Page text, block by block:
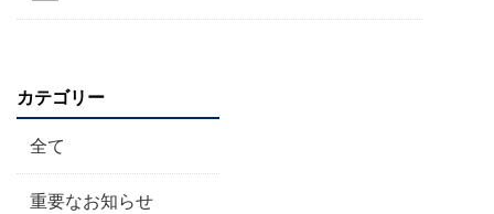
カテゴリー
全て
重要なお知らせ